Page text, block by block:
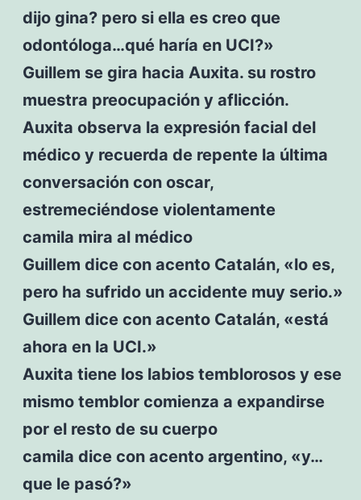
dijo gina? pero si ella es creo que
odontóloga…qué haría en UCI?»
Guillem se gira hacia Auxita. su rostro
muestra preocupación y aflicción.
Auxita observa la expresión facial del
médico y recuerda de repente la última
conversación con oscar,
estremeciéndose violentamente
camila mira al médico
Guillem dice con acento Catalán, «lo es,
pero ha sufrido un accidente muy serio.»
Guillem dice con acento Catalán, «está
ahora en la UCI.»
Auxita tiene los labios temblorosos y ese
mismo temblor comienza a expandirse
por el resto de su cuerpo
camila dice con acento argentino, «y…
que le pasó?»